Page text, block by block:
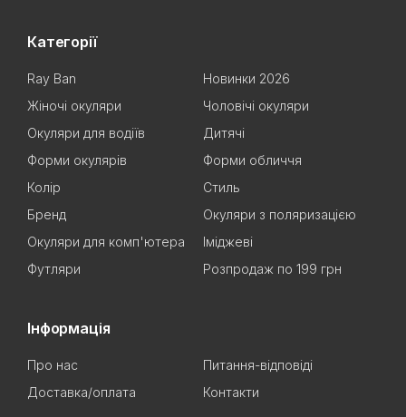
Категорії
Ray Ban
Новинки 2026
Жіночі окуляри
Чоловічі окуляри
Окуляри для водіїв
Дитячі
Форми окулярів
Форми обличчя
Колір
Стиль
Бренд
Окуляри з поляризацією
Окуляри для комп'ютера
Іміджеві
Футляри
Розпродаж по 199 грн
Інформація
Про нас
Питання-відповіді
Доставка/оплата
Контакти